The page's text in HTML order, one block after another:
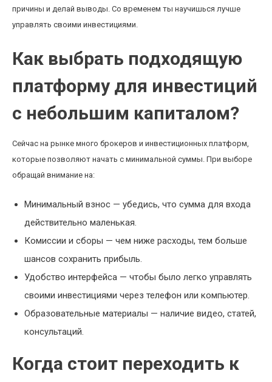
причины и делай выводы. Со временем ты научишься лучше
управлять своими инвестициями.
Как выбрать подходящую
платформу для инвестиций
с небольшим капиталом?
Сейчас на рынке много брокеров и инвестиционных платформ,
которые позволяют начать с минимальной суммы. При выборе
обращай внимание на:
Минимальный взнос — убедись, что сумма для входа
действительно маленькая.
Комиссии и сборы — чем ниже расходы, тем больше
шансов сохранить прибыль.
Удобство интерфейса — чтобы было легко управлять
своими инвестициями через телефон или компьютер.
Образовательные материалы — наличие видео, статей,
консультаций.
Когда стоит переходить к